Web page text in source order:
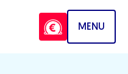
MENU